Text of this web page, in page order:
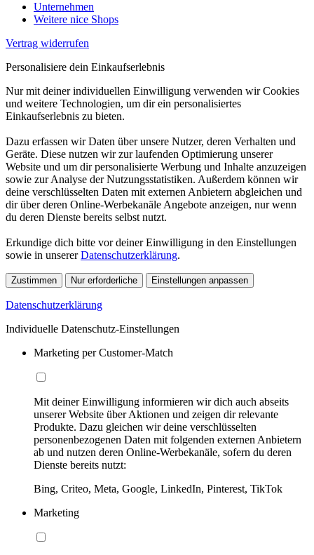
Unternehmen
Weitere nice Shops
Vertrag widerrufen
Personalisiere dein Einkaufserlebnis
Nur mit deiner individuellen Einwilligung verwenden wir Cookies
und weitere Technologien, um dir ein personalisiertes
Einkaufserlebnis zu bieten.
Dazu erfassen wir Daten über unsere Nutzer, deren Verhalten und
Geräte. Diese nutzen wir zur laufenden Optimierung unserer
Website und um dir personalisierte Werbung und Inhalte anzuzeigen
sowie zur Analyse der Nutzungsstatistiken. Außerdem können wir
deine verschlüsselten Daten mit externen Anbietern abgleichen und
dir über deren Online-Werbekanäle Angebote anzeigen, nur wenn
du deren Dienste bereits selbst nutzt.
Erkundige dich bitte vor deiner Einwilligung in den Einstellungen
sowie in unsererDatenschutzerklärung.
Zustimmen Nur erforderliche Einstellungen anpassen
Datenschutzerklärung
Individuelle Datenschutz-Einstellungen
Marketing per Customer-Match
Mit deiner Einwilligung informieren wir dich auch abseits
unserer Website über Aktionen und zeigen dir relevante
Produkte. Dazu gleichen wir deine verschlüsselten
personenbezogenen Daten mit folgenden externen Anbietern
ab und nutzen deren Online-Werbekanäle, sofern du deren
Dienste bereits nutzt:
Bing, Criteo, Meta, Google, LinkedIn, Pinterest, TikTok
Marketing